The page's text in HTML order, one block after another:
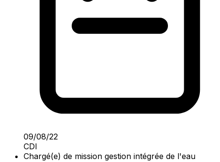
09/08/22
CDI
Chargé(e) de mission gestion intégrée de l'eau